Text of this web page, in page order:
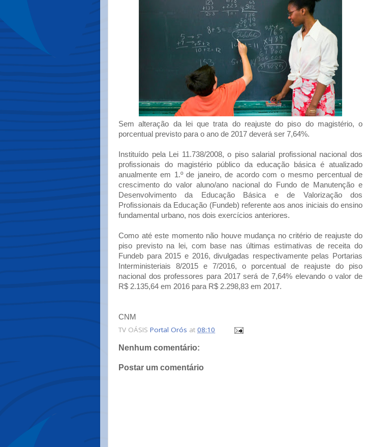
Sem alteração da lei que trata do reajuste do piso do magistério, o
porcentual previsto para o ano de 2017 deverá ser 7,64%.
Instituído pela Lei 11.738/2008, o piso salarial profissional nacional dos
profissionais do magistério público da educação básica é atualizado
anualmente em 1.º de janeiro, de acordo com o mesmo percentual de
crescimento do valor aluno/ano nacional do Fundo de Manutenção e
Desenvolvimento da Educação Básica e de Valorização dos
Profissionais da Educação (Fundeb) referente aos anos iniciais do ensino
fundamental urbano, nos dois exercícios anteriores.
Como até este momento não houve mudança no critério de reajuste do
piso previsto na lei, com base nas últimas estimativas de receita do
Fundeb para 2015 e 2016, divulgadas respectivamente pelas Portarias
Interministeriais 8/2015 e 7/2016, o porcentual de reajuste do piso
nacional dos professores para 2017 será de 7,64% elevando o valor de
R$ 2.135,64 em 2016 para R$ 2.298,83 em 2017.
CNM
TV OÁSIS Portal Orós at 08:10
Nenhum comentário:
Postar um comentário